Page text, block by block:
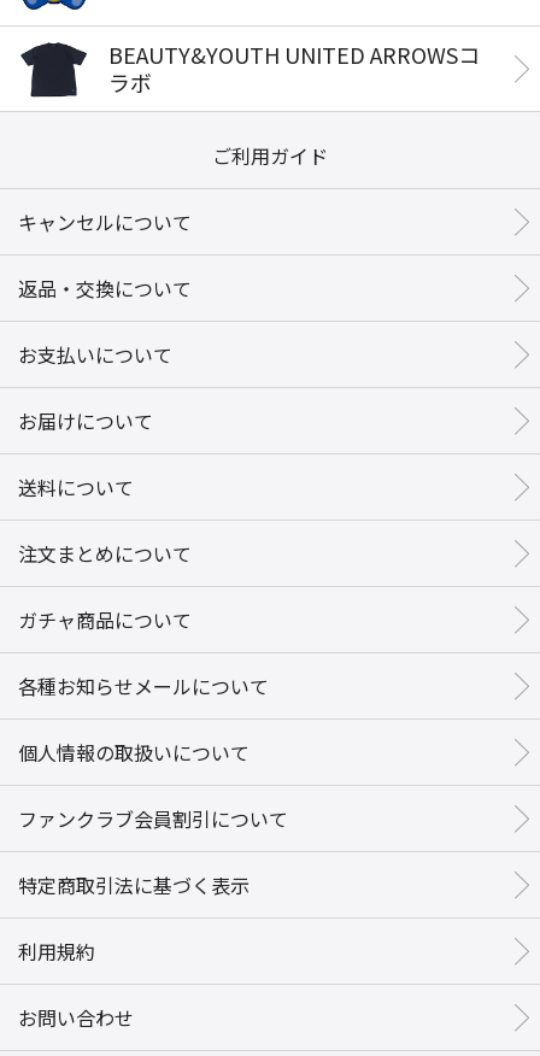
BEAUTY&YOUTH UNITED ARROWSコ
ラボ
ご利用ガイド
キャンセルについて
返品・交換について
お支払いについて
お届けについて
送料について
注文まとめについて
ガチャ商品について
各種お知らせメールについて
個人情報の取扱いについて
ファンクラブ会員割引について
特定商取引法に基づく表示
利用規約
お問い合わせ